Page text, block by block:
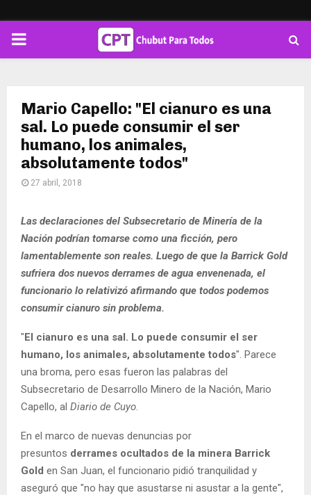
PRIMARY
Mario Capello: "El cianuro es una
sal. Lo puede consumir el ser
humano, los animales,
absolutamente todos"
27 abril, 2018
Las declaraciones del Subsecretario de Minería de la
Nación podrían tomarse como una ficción, pero
lamentablemente son reales. Luego de que la Barrick Gold
sufriera dos nuevos derrames de agua envenenada, el
funcionario lo relativizó afirmando que todos podemos
consumir cianuro sin problema.
"El cianuro es una sal. Lo puede consumir el ser
humano, los animales, absolutamente todos". Parece
una broma, pero esas fueron las palabras del
Subsecretario de Desarrollo Minero de la Nación, Mario
Capello, al Diario de Cuyo
En el marco de nuevas denuncias por
presuntos derrames ocultados de la minera Barrick
Gold en San Juan, el funcionario pidió tranquilidad y
aseguró que "no hay que asustarse ni asustar a la gente",